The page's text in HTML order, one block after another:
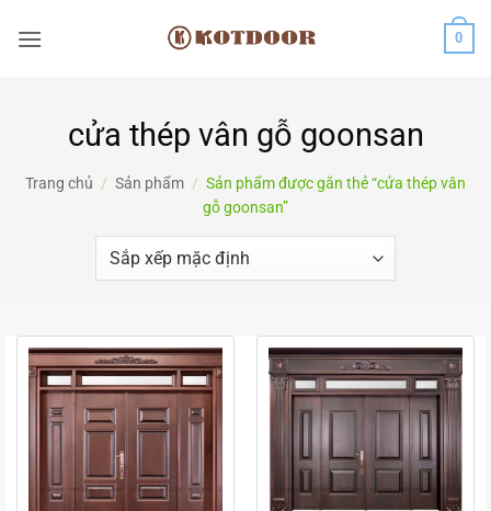
qua
0
cửa thép vân gỗ goonsan
Trang chủ / Sản phẩm / Sản phẩm được gắn thẻ “cửa thép vân
gỗ goonsan”